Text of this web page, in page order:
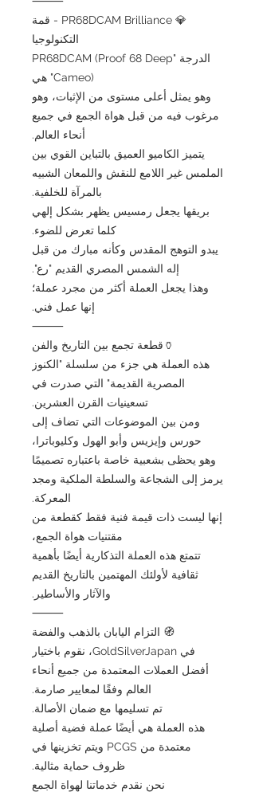
💎 PR68DCAM Brilliance - قمة
التكنولوجيا
الدرجة "PR68DCAM (Proof 68 Deep
Cameo)" هي
وهو يمثل أعلى مستوى من الإثبات، وهو
مرغوب فيه من قبل هواة الجمع في جميع
أنحاء العالم.
يتميز الكاميو العميق بالتباين القوي بين
الملمس غير اللامع للنقش واللمعان الشبيه
بالمرآة للخلفية.
بريقها يجعل رمسيس يظهر بشكل إلهي
كلما تعرض للضوء.
يبدو التوهج المقدس وكأنه مبارك من قبل
إله الشمس المصري القديم "رع".
وهذا يجعل العملة أكثر من مجرد عملة؛
إنها عمل فني.
⸻
🏺قطعة تجمع بين التاريخ والفن
هذه العملة هي جزء من سلسلة "الكنوز
المصرية القديمة" التي صدرت في
تسعينيات القرن العشرين.
ومن بين الموضوعات التي تضاف إلى
حورس وإيزيس وأبو الهول وكليوباترا،
وهو يحظى بشعبية خاصة باعتباره تصميمًا
يرمز إلى الشجاعة والسلطة الملكية ومجد
المعركة.
إنها ليست ذات قيمة فنية فقط كقطعة من
مقتنيات هواة الجمع،
تتمتع هذه العملة التذكارية أيضًا بأهمية
ثقافية لأولئك المهتمين بالتاريخ القديم
والآثار والأساطير.
⸻
🧭 التزام اليابان بالذهب والفضة
في GoldSilverJapan، نقوم باختيار
أفضل العملات المعتمدة من جميع أنحاء
العالم وفقًا لمعايير صارمة.
تم تسليمها مع ضمان الأصالة.
هذه العملة هي أيضًا عملة فضية أصلية
معتمدة من PCGS ويتم تخزينها في
ظروف حماية مثالية.
نحن نقدم خدماتنا لهواة الجمع